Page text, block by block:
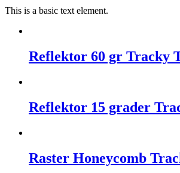
This is a basic text element.
Reflektor 60 gr Tracky
Reflektor 15 grader
Raster Honeycomb